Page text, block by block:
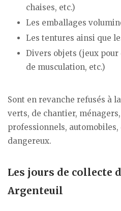
chaises, etc.)
Les emballages
Les tentures ainsi que
Divers objets (jeux pour
de musculation, etc.)
Sont en revanche refusés à
verts, de chantier,
professionnels,
dangereux.
Les jours de collecte
Argenteuil